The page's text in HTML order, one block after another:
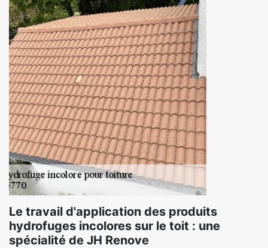
Le travail d'application des produits
hydrofuges incolores sur le toit : une
spécialité de JH Renove